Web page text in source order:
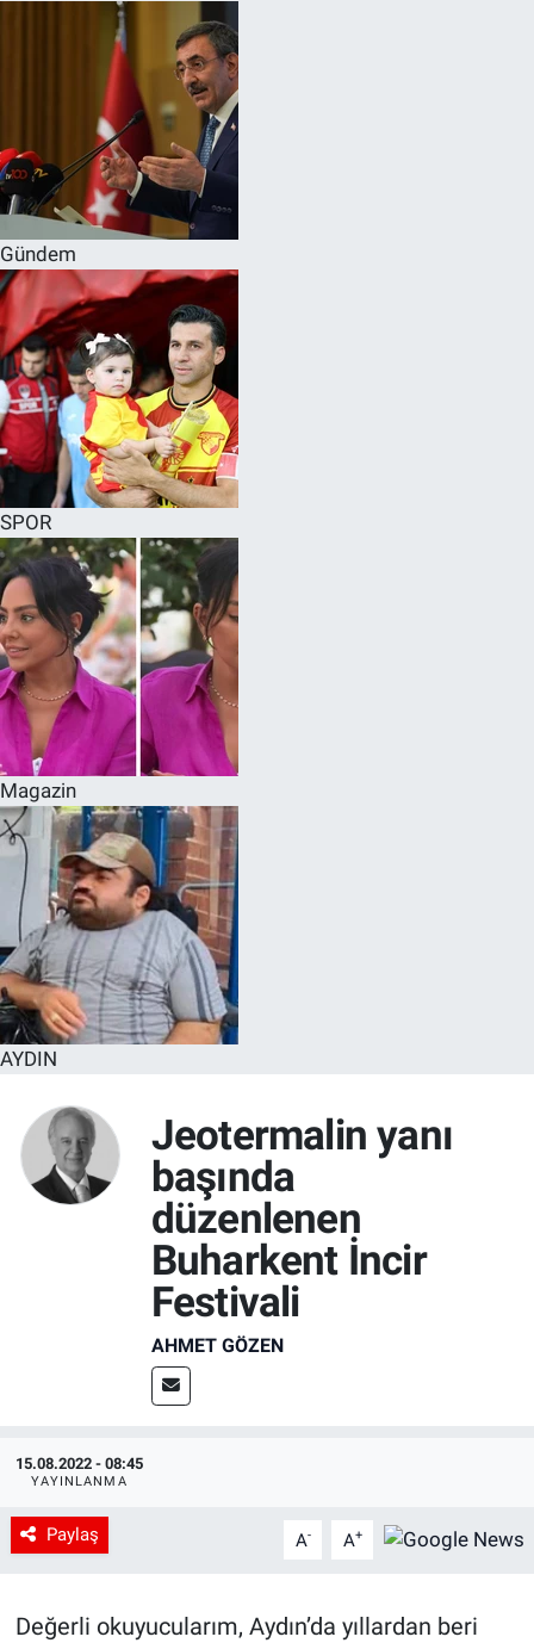
Gündem
SPOR
Magazin
AYDIN
Jeotermalin yanı
başında
düzenlenen
Buharkent İncir
Festivali
AHMET GÖZEN
15.08.2022 - 08:45
YAYINLANMA
Paylaş A- A+
Değerli okuyucularım, Aydın’da yıllardan beri